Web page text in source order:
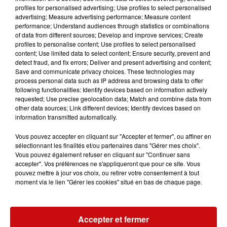
possibilité de découvrir un sport, le long d'un parcours
de marche dans Tagolsheim.
Animations et ateliers présentés par différents
professionnels.
Petite restauration sur place.
Entrée gratuite.
Ajouter à votre calendrier
du13 octobre 2024 à 10h00
profiles for personalised advertising; Use profiles to select personalised
advertising; Measure advertising performance; Measure content
performance; Understand audiences through statistics or combinations
of data from different sources; Develop and improve services; Create
profiles to personalise content; Use profiles to select personalised
content; Use limited data to select content; Ensure security, prevent and
detect fraud, and fix errors; Deliver and present advertising and content;
Save and communicate privacy choices. These technologies may
process personal data such as IP address and browsing data to offer
following functionalities: Identify devices based on information actively
requested; Use precise geolocation data; Match and combine data from
other data sources; Link different devices; Identify devices based on
information transmitted automatically.
Vous pouvez accepter en cliquant sur "Accepter et fermer", ou affiner en
sélectionnant les finalités et/ou partenaires dans "Gérer mes choix".
Vous pouvez également refuser en cliquant sur "Continuer sans
accepter". Vos préférences ne s'appliqueront que pour ce site. Vous
pouvez mettre à jour vos choix, ou retirer votre consentement à tout
moment via le lien "Gérer les cookies" situé en bas de chaque page.
Accepter et fermer